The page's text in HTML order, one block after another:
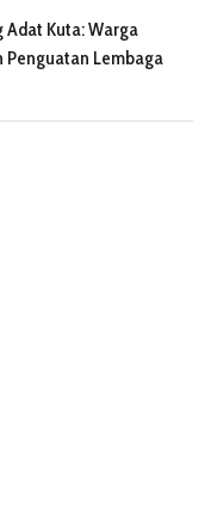
Adat Kuta: Warga
Penguatan Lembaga